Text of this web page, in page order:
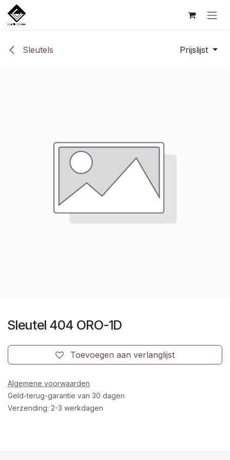
Overslaan naar inhoud
Sleutels Prijslijst
Sleutel 404 ORO-1D
Toevoegen aan verlanglijst
Algemene voorwaarden
Geld-terug-garantie van 30 dagen
Verzending: 2-3 werkdagen